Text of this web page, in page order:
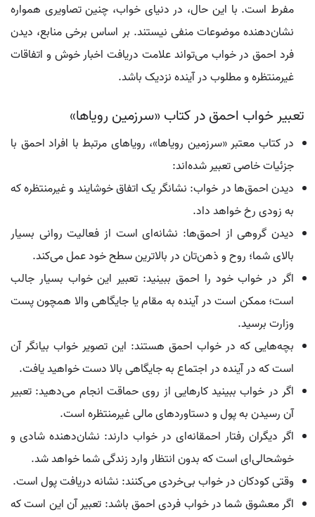
مفرط است. با این حال، در دنیای خواب، چنین تصاویری همواره
نشان‌دهنده موضوعات منفی نیستند. بر اساس برخی منابع، دیدن
فرد احمق در خواب می‌تواند علامت دریافت اخبار خوش و اتفاقات
غیرمنتظره و مطلوب در آینده نزدیک باشد.
تعبیر خواب احمق در کتاب «سرزمین رویاها»
در کتاب معتبر «سرزمین رویاها»، رویاهای مرتبط با افراد احمق با
جزئیات خاصی تعبیر شده‌اند:
دیدن احمق‌ها در خواب: نشانگر یک اتفاق خوشایند و غیرمنتظره که
به زودی رخ خواهد داد.
دیدن گروهی از احمق‌ها: نشانه‌ای است از فعالیت روانی بسیار
بالای شما؛ روح و ذهن‌تان در بالاترین سطح خود عمل می‌کند.
اگر در خواب خود را احمق ببینید: تعبیر این خواب بسیار جالب
است؛ ممکن است در آینده به مقام یا جایگاهی والا همچون پست
وزارت برسید.
بچه‌هایی که در خواب احمق هستند: این تصویر خواب بیانگر آن
است که در آینده در اجتماع به جایگاهی بالا دست خواهید یافت.
اگر در خواب ببینید کارهایی از روی حماقت انجام می‌دهید: تعبیر
آن رسیدن به پول و دستاوردهای مالی غیرمنتظره است.
اگر دیگران رفتار احمقانه‌ای در خواب دارند: نشان‌دهنده شادی و
خوشحالی‌ای است که بدون انتظار وارد زندگی شما خواهد شد.
وقتی کودکان در خواب بی‌خردی می‌کنند: نشانه دریافت پول است.
اگر معشوق شما در خواب فردی احمق باشد: تعبیر آن این است که